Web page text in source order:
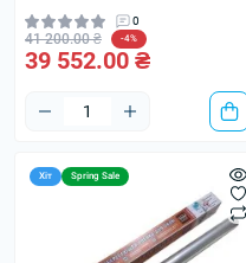
0
41 200.00 ₴ -4%
39 552.00 ₴
Хіт Spring Sale